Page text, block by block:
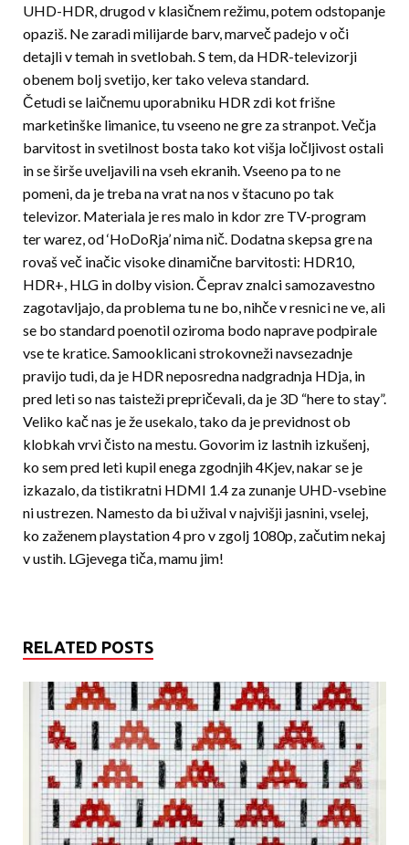
UHD-HDR, drugod v klasičnem režimu, potem odstopanje
opaziš. Ne zaradi milijarde barv, marveč padejo v oči
detajli v temah in svetlobah. S tem, da HDR-televizorji
obenem bolj svetijo, ker tako veleva standard.
Četudi se laičnemu uporabniku HDR zdi kot frišne
marketinške limanice, tu vseeno ne gre za stranpot. Večja
barvitost in svetilnost bosta tako kot višja ločljivost ostali
in se širše uveljavili na vseh ekranih. Vseeno pa to ne
pomeni, da je treba na vrat na nos v štacuno po tak
televizor. Materiala je res malo in kdor zre TV-program
ter warez, od ‘HoDoRja’ nima nič. Dodatna skepsa gre na
rovaš več inačic visoke dinamične barvitosti: HDR10,
HDR+, HLG in dolby vision. Čeprav znalci samozavestno
zagotav­ljajo, da problema tu ne bo, nihče v resnici ne ve, ali
se bo standard poenotil oziroma bodo naprave podpirale
vse te kratice. Samooklicani strokovneži navsezadnje
pravijo tudi, da je HDR neposredna nadgradnja HDja, in
pred leti so nas taisteži prepričevali, da je 3D “here to stay”.
Veliko kač nas je že usekalo, tako da je previdnost ob
klobkah vrvi čisto na mestu. Govorim iz lastnih izkušenj,
ko sem pred leti kupil enega zgodnjih 4Kjev, nakar se je
izkazalo, da tistikratni HDMI 1.4 za zunanje UHD-vsebine
ni ustrezen. Namesto da bi užival v najvišji jasnini, vselej,
ko zaženem playstation 4 pro v zgolj 1080p, začutim nekaj
v ustih. LGjevega tiča, mamu jim!
RELATED POSTS